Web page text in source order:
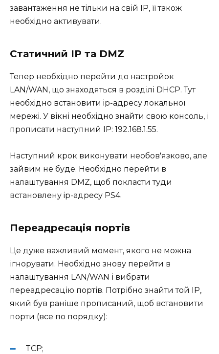
завантаження не тільки на свій IP, її також
необхідно активувати.
Статичний IP та DMZ
Тепер необхідно перейти до настройок
LAN/WAN, що знаходяться в розділі DHCP. Тут
необхідно встановити ip-адресу локальної
мережі. У вікні необхідно знайти свою консоль, і
прописати наступний IP: 192.168.1.55.
Наступний крок виконувати необов'язково, але
зайвим не буде. Необхідно перейти в
налаштування DMZ, щоб покласти туди
встановлену ip-адресу PS4.
Переадресація портів
Це дуже важливий момент, якого не можна
ігнорувати. Необхідно знову перейти в
налаштування LAN/WAN і вибрати
переадресацію портів. Потрібно знайти той IP,
який був раніше прописаний, щоб встановити
порти (все по порядку):
TCP;